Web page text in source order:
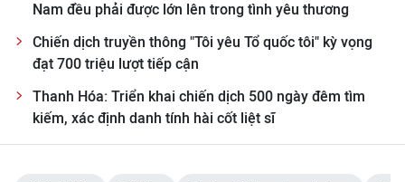
Nam đều phải được lớn lên trong tình yêu thương
Chiến dịch truyền thông "Tôi yêu Tổ quốc tôi" kỳ vọng
đạt 700 triệu lượt tiếp cận
Thanh Hóa: Triển khai chiến dịch 500 ngày đêm tìm
kiếm, xác định danh tính hài cốt liệt sĩ